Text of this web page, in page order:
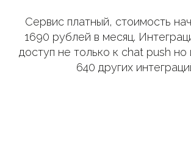
Сервис платный, стоимость
1690 рублей в месяц.
доступ не только к chat push
640 других